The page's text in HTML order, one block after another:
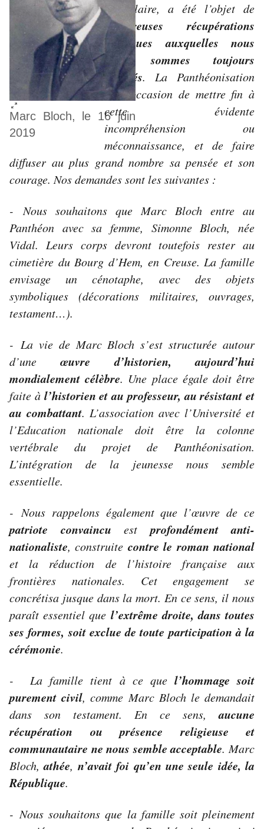
Agrandir l’image : Illustration 1
Marc Bloch, le 16 juin
2019
exemplaire, a été l’objet de
nombreuses récupérations
politiques auxquelles nous
nous sommes toujours
opposés. La Panthéonisation
est l’occasion de mettre fin à
cette évidente
incompréhension ou
méconnaissance, et de faire
diffuser au plus grand nombre sa pensée et son
courage. Nos demandes sont les suivantes :
-
Nous souhaitons que Marc Bloch entre au
Panthéon avec sa femme, Simonne Bloch, née
Vidal. Leurs corps devront toutefois rester au
cimetière du Bourg d’Hem, en Creuse. La famille
envisage un cénotaphe, avec des objets
symboliques (décorations militaires, ouvrages,
testament…).
- La vie de Marc Bloch s’est structurée autour
d’uneœuvre d’historien, aujourd’hui
mondialement célèbre. Une place égale doit être
faite àl’historien et au professeur, au résistant et
au combattant. L’association avec l’Université et
l’Education nationale doit être la colonne
vertébrale du projet de Panthéonisation.
L’intégration de la jeunesse nous semble
essentielle.
- Nous rappelons également que l’œuvre de ce
patriote convaincu est profondément anti-
nationaliste, construite contre le roman national
et la réduction de l’histoire française aux
frontières nationales. Cet engagement se
concrétisa jusque dans la mort. En ce sens, il nous
paraît essentiel que l’extrême droite, dans toutes
ses formes, soit exclue de toute participation à la
cérémonie.
- La famille tient à ce que l’hommage soit
purement civil, comme Marc Bloch le demandait
dans son testament. En ce sens,aucune
récupération ou présence religieuse et
communautaire ne nous semble acceptable. Marc
Bloch,athée, n’avait foi qu’en une seule idée, la
République.
- Nous souhaitons que la famille soit pleinement